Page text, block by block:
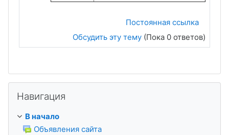
Постоянная ссылка
Обсудить эту тему (Пока 0 ответов)
Навигация
В начало
Объявления сайта